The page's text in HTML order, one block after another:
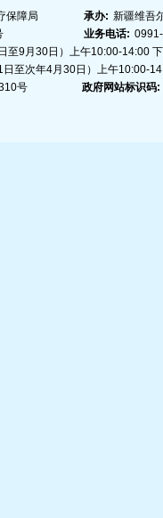
保障局 承办: 新疆维吾
业务电话:
至9月30日）上午10:00-14:00
日至次年4月30日）上午10:00-
号 政府网站标识码: